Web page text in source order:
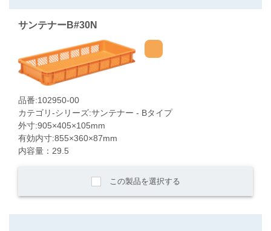
サンテナーB#30N
品番:102950-00
カテゴリ-シリーズ:サンテナー - Bタイプ
外寸:905×405×105mm
有効内寸:855×360×87mm
内容量：29.5
この製品を選択する